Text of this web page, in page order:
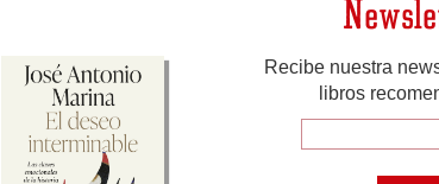
Recibe nuestra
libros